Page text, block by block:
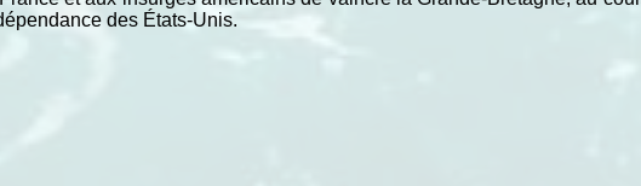
des États-Unis.